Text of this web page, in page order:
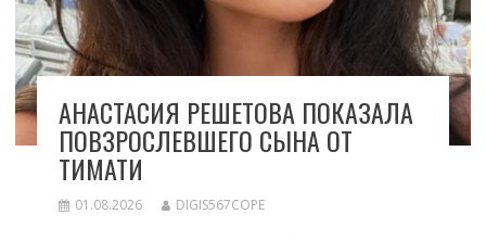
АНАСТАСИЯ РЕШЕТОВА ПОКАЗАЛА
ПОВЗРОСЛЕВШЕГО СЫНА ОТ
ТИМАТИ
01.08.2026 DIGIS567COPE